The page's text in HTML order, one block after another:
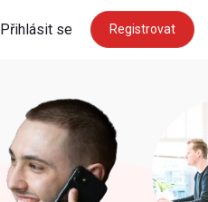
Přihlásit se Registrovat